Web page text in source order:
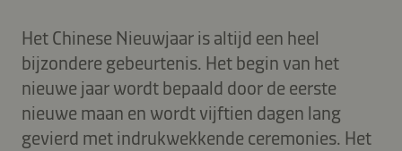
Het Chinese Nieuwjaar is altijd een heel
bijzondere gebeurtenis. Het begin van het
nieuwe jaar wordt bepaald door de eerste
nieuwe maan en wordt vijftien dagen lang
gevierd met indrukwekkende ceremonies. Het